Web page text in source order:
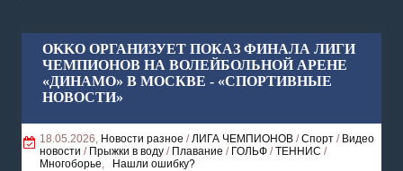
OKKO ОРГАНИЗУЕТ ПОКАЗ ФИНАЛА ЛИГИ
ЧЕМПИОНОВ НА ВОЛЕЙБОЛЬНОЙ АРЕНЕ
«ДИНАМО» В МОСКВЕ - «СПОРТИВНЫЕ
НОВОСТИ»
18.05.2026, Новости разное /ЛИГА ЧЕМПИОНОВ /Спорт / Видео
новости / Прыжки в воду / Плавание / ГОЛЬФ /ТЕННИС /
Многоборье, Нашли ошибку?